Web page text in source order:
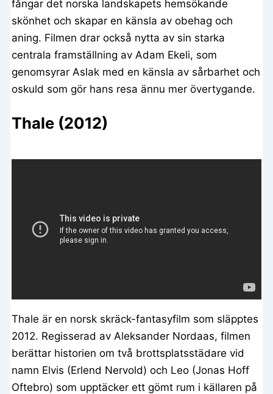
fångar det norska landskapets hemsökande
skönhet och skapar en känsla av obehag och
aning. Filmen drar också nytta av sin starka
centrala framställning av Adam Ekeli, som
genomsyrar Aslak med en känsla av sårbarhet och
oskuld som gör hans resa ännu mer övertygande.
Thale (2012)
Thale är en norsk skräck-fantasyfilm som släpptes
2012. Regisserad av Aleksander Nordaas, filmen
berättar historien om två brottsplatsstädare vid
namn Elvis (Erlend Nervold) och Leo (Jonas Hoff
Oftebro) som upptäcker ett gömt rum i källaren på